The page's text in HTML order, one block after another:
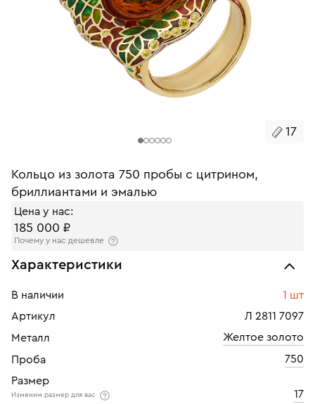
17
Кольцо из золота 750 пробы с цитрином,
бриллиантами и эмалью
Цена у нас:
185 000 ₽
Почему у нас дешевле
Характеристики
В наличии
1 шт
Артикул
Л 2811 7097
Металл
Желтое золото
Проба
750
Размер
Изменим размер для вас
17